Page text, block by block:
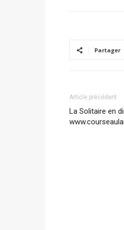
Partager
Article précédent
La Solitaire en